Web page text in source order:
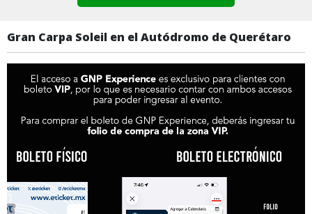
Gran Carpa Soleil en el Autódromo de Querétaro